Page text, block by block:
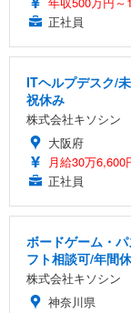
正社員
ITヘルプデスク/
祝休み
株式会社キソシン
大阪府
月給30万6,600
正社員
ボードゲーム・
フト相談可/年間
株式会社キソシン
神奈川県